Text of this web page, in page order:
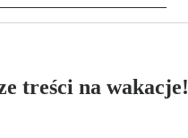
treści na wakacje!